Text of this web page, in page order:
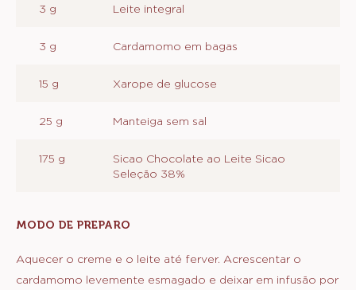
3 g Leite integral
3 g Cardamomo em bagas
15 g Xarope de glucose
25 g Manteiga sem sal
175 g
Sicao Chocolate ao Leite Sicao
Seleção 38%
MODO DE PREPARO
DE
Aquecer o creme e o leite até ferver. Acrescentar o
cardamomo levemente esmagado e deixar em infusão por